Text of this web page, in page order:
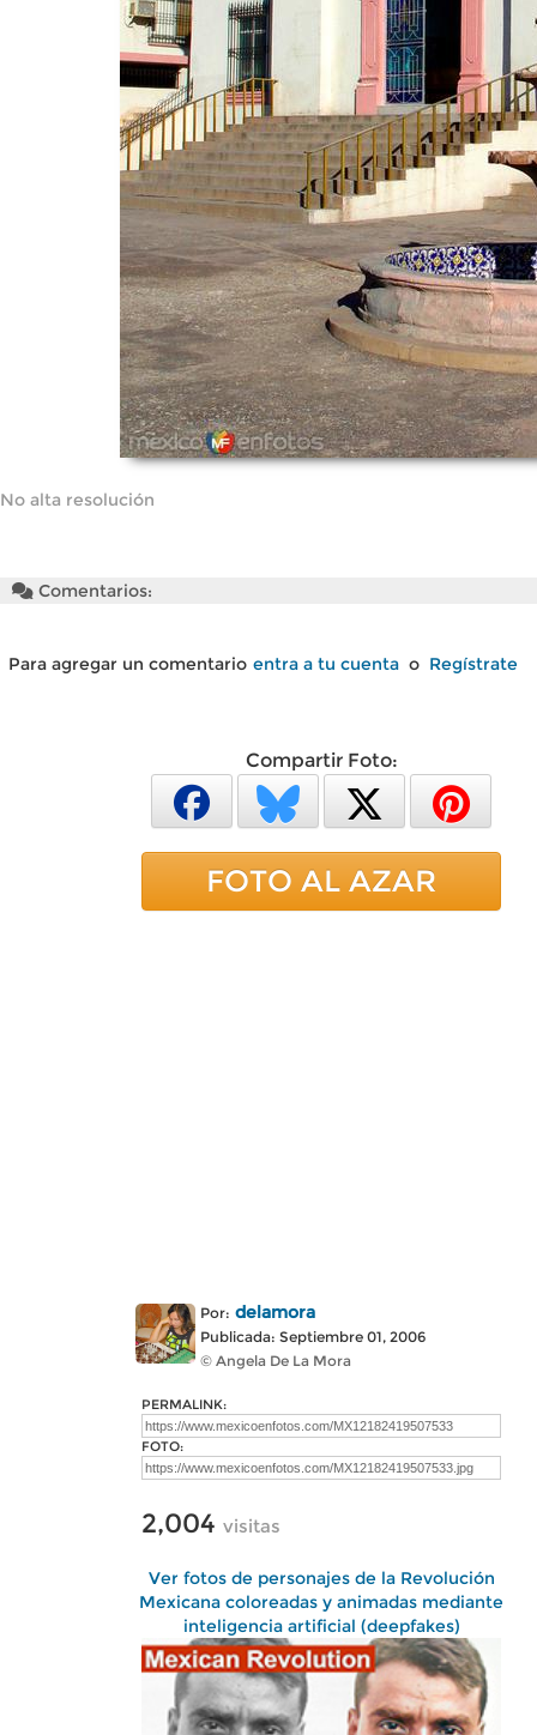
No alta resolución
Comentarios:
Para agregar un comentario entra a tu cuenta o Regístrate
Compartir Foto:
FOTO AL AZAR
Por: delamora
Publicada: Septiembre 01, 2006
© Angela De La Mora
PERMALINK:
FOTO:
2,004 visitas
Ver fotos de personajes de la Revolución
Mexicana coloreadas y animadas mediante
inteligencia artificial (deepfakes)